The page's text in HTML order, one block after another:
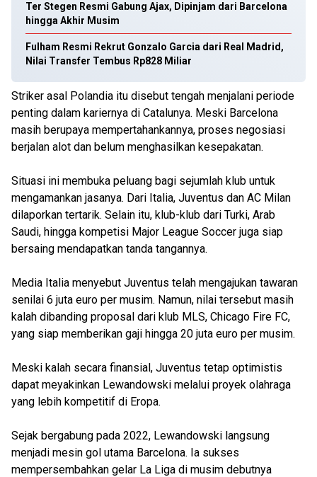
Ter Stegen Resmi Gabung Ajax, Dipinjam dari Barcelona
hingga Akhir Musim
Fulham Resmi Rekrut Gonzalo Garcia dari Real Madrid,
Nilai Transfer Tembus Rp828 Miliar
Striker asal Polandia itu disebut tengah menjalani periode
penting dalam kariernya di Catalunya. Meski Barcelona
masih berupaya mempertahankannya, proses negosiasi
berjalan alot dan belum menghasilkan kesepakatan.
Situasi ini membuka peluang bagi sejumlah klub untuk
mengamankan jasanya. Dari Italia, Juventus dan AC Milan
dilaporkan tertarik. Selain itu, klub-klub dari Turki, Arab
Saudi, hingga kompetisi Major League Soccer juga siap
bersaing mendapatkan tanda tangannya.
Media Italia menyebut Juventus telah mengajukan tawaran
senilai 6 juta euro per musim. Namun, nilai tersebut masih
kalah dibanding proposal dari klub MLS, Chicago Fire FC,
yang siap memberikan gaji hingga 20 juta euro per musim.
Meski kalah secara finansial, Juventus tetap optimistis
dapat meyakinkan Lewandowski melalui proyek olahraga
yang lebih kompetitif di Eropa.
Sejak bergabung pada 2022, Lewandowski langsung
menjadi mesin gol utama Barcelona. Ia sukses
mempersembahkan gelar La Liga di musim debutnya